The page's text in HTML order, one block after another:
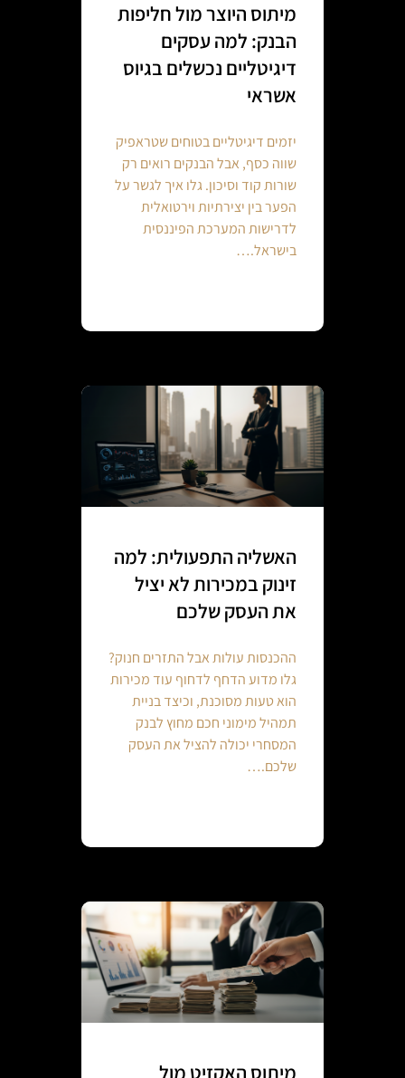
מיתוס היוצר מול חליפות
הבנק: למה עסקים
דיגיטליים נכשלים בגיוס
אשראי
יזמים דיגיטליים בטוחים שטראפיק
שווה כסף, אבל הבנקים רואים רק
שורות קוד וסיכון. גלו איך לגשר על
הפער בין יצירתיות וירטואלית
לדרישות המערכת הפיננסית
בישראל.…
האשליה התפעולית: למה
זינוק במכירות לא יציל
את העסק שלכם
ההכנסות עולות אבל התזרים חנוק?
גלו מדוע הדחף לדחוף עוד מכירות
הוא טעות מסוכנת, וכיצד בניית
תמהיל מימוני חכם מחוץ לבנק
המסחרי יכולה להציל את העסק
שלכם.…
מיתוס האקזיט מול